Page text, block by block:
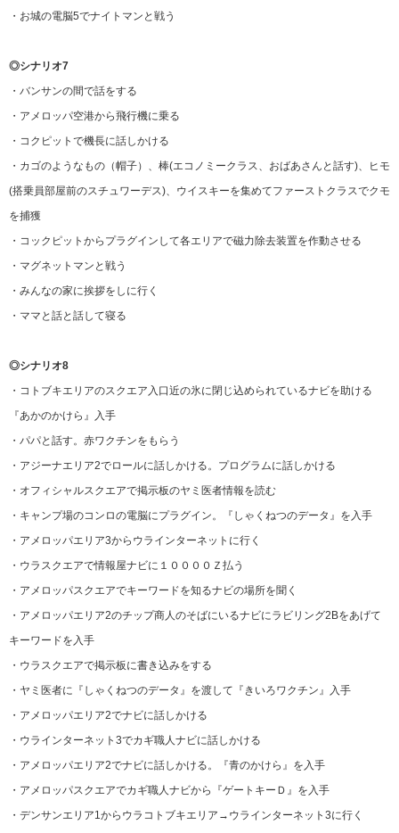
・お城の電脳5でナイトマンと戦う
◎シナリオ7
・バンサンの間で話をする
・アメロッパ空港から飛行機に乗る
・コクピットで機長に話しかける
・カゴのようなもの（帽子）、棒(エコノミークラス、おばあさんと話す)、ヒモ
(搭乗員部屋前のスチュワーデス)、ウイスキーを集めてファーストクラスでクモ
を捕獲
・コックピットからプラグインして各エリアで磁力除去装置を作動させる
・マグネットマンと戦う
・みんなの家に挨拶をしに行く
・ママと話と話して寝る
◎シナリオ8
・コトブキエリアのスクエア入口近の氷に閉じ込められているナビを助ける
『あかのかけら』入手
・パパと話す。赤ワクチンをもらう
・アジーナエリア2でロールに話しかける。プログラムに話しかける
・オフィシャルスクエアで掲示板のヤミ医者情報を読む
・キャンプ場のコンロの電脳にプラグイン。『しゃくねつのデータ』を入手
・アメロッパエリア3からウラインターネットに行く
・ウラスクエアで情報屋ナビに１００００Ｚ払う
・アメロッパスクエアでキーワードを知るナビの場所を聞く
・アメロッパエリア2のチップ商人のそばにいるナビにラビリング2Bをあげて
キーワードを入手
・ウラスクエアで掲示板に書き込みをする
・ヤミ医者に『しゃくねつのデータ』を渡して『きいろワクチン』入手
・アメロッパエリア2でナビに話しかける
・ウラインターネット3でカギ職人ナビに話しかける
・アメロッパエリア2でナビに話しかける。『青のかけら』を入手
・アメロッパスクエアでカギ職人ナビから『ゲートキーＤ』を入手
・デンサンエリア1からウラコトブキエリア→ウラインターネット3に行く